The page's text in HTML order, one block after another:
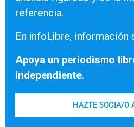
referencia.
En infoLibre, información
Apoya un periodismo
independiente.
HAZTE SOCIA/O